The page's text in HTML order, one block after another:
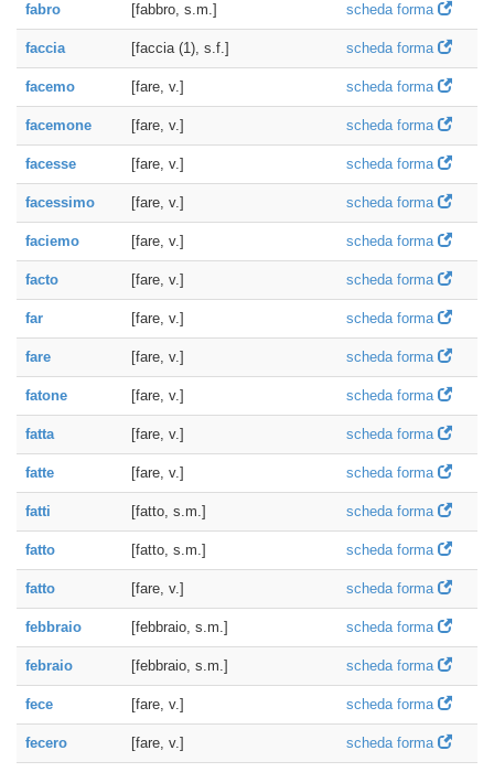
fabro [fabbro, s.m.] scheda forma
faccia [faccia (1), s.f.] scheda forma
facemo [fare, v.] scheda forma
facemone [fare, v.] scheda forma
facesse [fare, v.] scheda forma
facessimo [fare, v.] scheda forma
faciemo [fare, v.] scheda forma
facto [fare, v.] scheda forma
far [fare, v.] scheda forma
fare [fare, v.] scheda forma
fatone [fare, v.] scheda forma
fatta [fare, v.] scheda forma
fatte [fare, v.] scheda forma
fatti [fatto, s.m.] scheda forma
fatto [fatto, s.m.] scheda forma
fatto [fare, v.] scheda forma
febbraio [febbraio, s.m.] scheda forma
febraio [febbraio, s.m.] scheda forma
fece [fare, v.] scheda forma
fecero [fare, v.] scheda forma